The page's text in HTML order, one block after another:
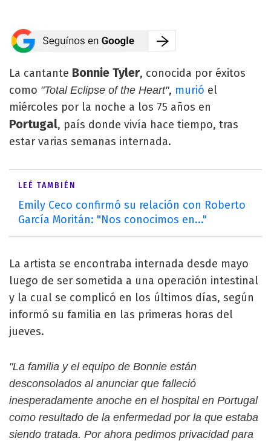
La cantante Bonnie Tyler, conocida por éxitos
como "Total Eclipse of the Heart", murió el
miércoles por la noche a los 75 años en
Portugal, país donde vivía hace tiempo, tras
estar varias semanas internada.
LEÉ TAMBIÉN
Emily Ceco confirmó su relación con Roberto
García Moritán: "Nos conocimos en..."
La artista se encontraba internada desde mayo
luego de ser sometida a una operación intestinal
y la cual se complicó en los últimos días, según
informó su familia en las primeras horas del
jueves.
"La familia y el equipo de Bonnie están
desconsolados al anunciar que falleció
inesperadamente anoche en el hospital en Portugal
como resultado de la enfermedad por la que estaba
siendo tratada. Por ahora pedimos privacidad para